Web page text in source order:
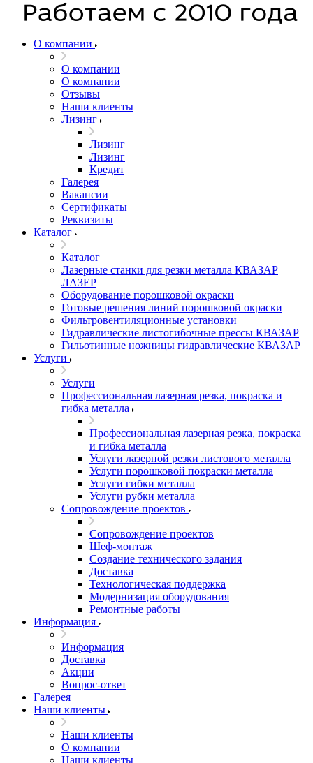
О компании
О компании
О компании
Отзывы
Наши клиенты
Лизинг
Лизинг
Лизинг
Кредит
Галерея
Вакансии
Сертификаты
Реквизиты
Каталог
Каталог
Лазерные станки для резки металла КВАЗАР
ЛАЗЕР
Оборудование порошковой окраски
Готовые решения линий порошковой окраски
Фильтровентиляционные установки
Гидравлические листогибочные прессы КВАЗАР
Гильотинные ножницы гидравлические КВАЗАР
Услуги
Услуги
Профессиональная лазерная резка, покраска и
гибка металла
Профессиональная лазерная резка, покраска
и гибка металла
Услуги лазерной резки листового металла
Услуги порошковой покраски металла
Услуги гибки металла
Услуги рубки металла
Сопровождение проектов
Сопровождение проектов
Шеф-монтаж
Создание технического задания
Доставка
Технологическая поддержка
Модернизация оборудования
Ремонтные работы
Информация
Информация
Доставка
Акции
Вопрос-ответ
Галерея
Наши клиенты
Наши клиенты
О компании
Наши клиенты